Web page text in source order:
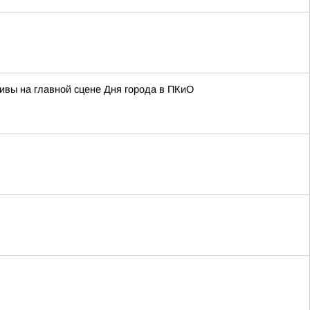
на главной сцене Дня города в ПКиО